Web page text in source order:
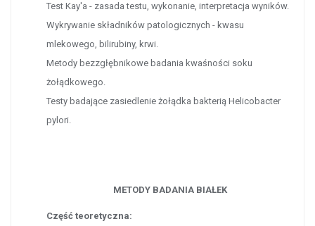
Test Kay'a - zasada testu, wykonanie, interpretacja wyników.
Wykrywanie składników patologicznych - kwasu
mlekowego, bilirubiny, krwi.
Metody bezzgłębnikowe badania kwaśności soku
żołądkowego.
Testy badające zasiedlenie żołądka bakterią Helicobacter
pylori.
METODY BADANIA BIAŁEK
Część teoretyczna: